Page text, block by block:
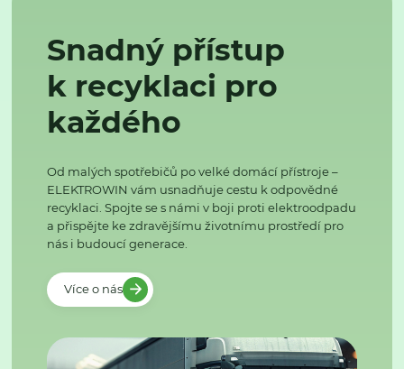
Snadný přístup
k recyklaci pro
každého
Od malých spotřebičů po velké domácí přístroje –
ELEKTROWIN vám usnadňuje cestu k odpovědné
recyklaci. Spojte se s námi v boji proti elektroodpadu
a přispějte ke zdravějšímu životnímu prostředí pro
nás i budoucí generace.
Více o nás